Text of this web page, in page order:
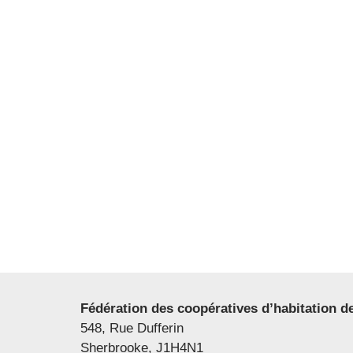
Fédération des coopératives d’habitation
548, Rue Dufferin
Sherbrooke, J1H4N1